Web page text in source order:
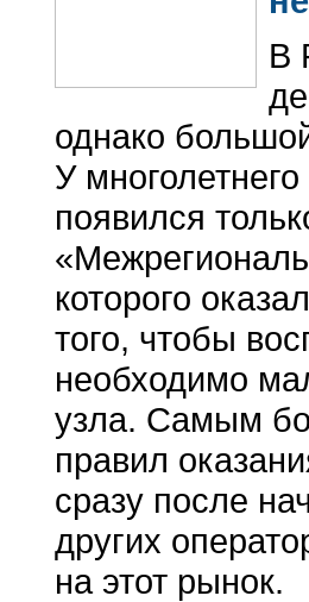
В
однако
У
появился
которого
того, чтобы
необходимо
узла. Самым
правил
сразу после
других
на этот рынок.